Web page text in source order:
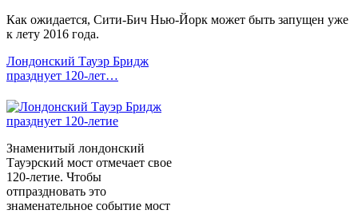
Как ожидается, Сити-Бич Нью-Йорк может быть запущен уже
к лету 2016 года.
Лондонский Тауэр Бридж
празднует 120-лет…
Знаменитый лондонский
Тауэрский мост отмечает свое
120-летие. Чтобы
отпраздновать это
знаменательное событие мост